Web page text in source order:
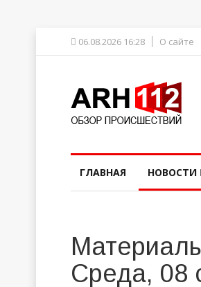
06.08.2026 16:28 О сайте
ГЛАВНАЯ НОВОСТИ
Среда, 08